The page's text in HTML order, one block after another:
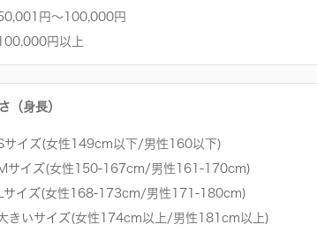
円～100,000円
円以上
（身長）
サイズ(女性149cm以下/男性160以下)
サイズ(女性150-167cm/男性161-170cm)
サイズ(女性168-173cm/男性171-180cm)
きいサイズ(女性174cm以上/男性181cm以上)